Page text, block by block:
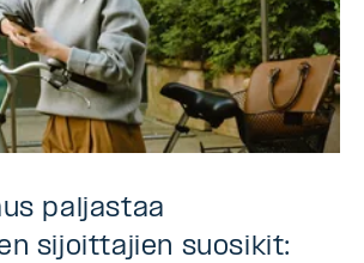
paljastaa
sijoittajien suosikit: